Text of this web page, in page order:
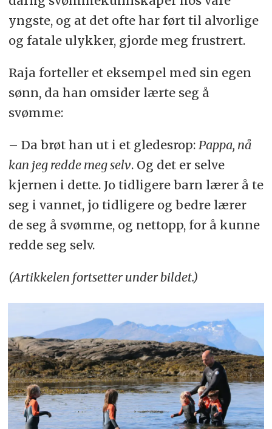
yngste, og at det ofte har ført til alvorlige
og fatale ulykker, gjorde meg frustrert.
Raja forteller et eksempel med sin egen
sønn, da han omsider lærte seg å
svømme:
– Da brøt han ut i et gledesrop: Pappa, nå
kan jeg redde meg selv. Og det er selve
kjernen i dette. Jo tidligere barn lærer å te
seg i vannet, jo tidligere og bedre lærer
de seg å svømme, og nettopp, for å kunne
redde seg selv.
(Artikkelen fortsetter under bildet.)